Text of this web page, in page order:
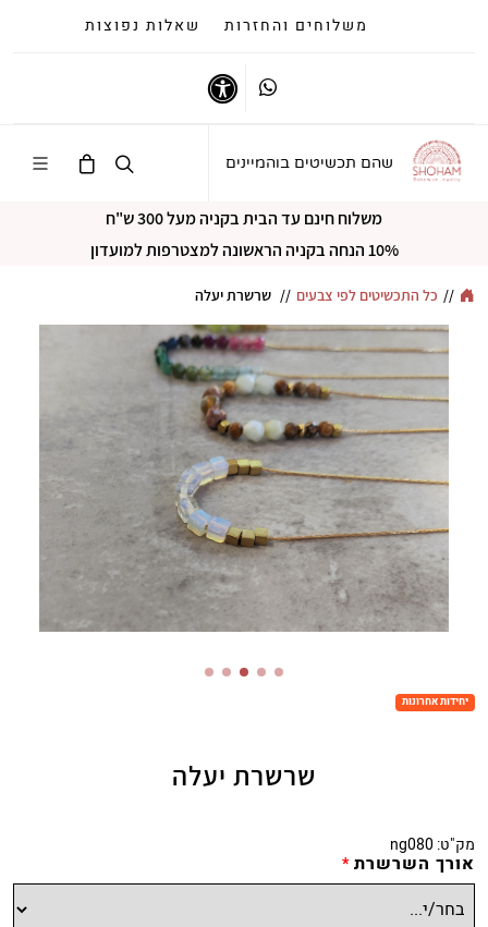
משלוחים והחזרות שאלות נפוצות
Whatsapp
שהם תכשיטים בוהמיינים
משלוח חינם עד הבית בקניה מעל 300 ש"ח
10% הנחה בקניה הראשונה למצטרפות למועדון
// כל התכשיטים לפי צבעים // שרשרת יעלה
יחידות אחרונות
שרשרת יעלה
מק"ט: ng080
אורך השרשרת*